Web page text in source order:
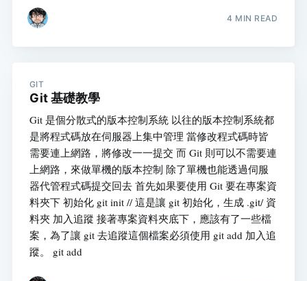
4 MIN READ
GIT
Git 基礎教學
Git 是個分散式的版本控制系統 以往的版本控制系統都
是將程式碼放在伺服器上集中管理 當修改程式碼時皆
需要連上網路，將修改一一提交 而 Git 則可以不需要連
上網路，來做單機的版本控制 除了單機也能透過伺服
器代管程式碼提交回去 首先如果要使用 Git 要在專案資
料夾下 初始化 git init // 這是讓 git 初始化，生成 .git/ 資
料夾 加入追蹤 接著專案資料夾底下，應該有了一些檔
案，為了讓 git 去追蹤這個檔案必須使用 git add 加入追
蹤。 git add